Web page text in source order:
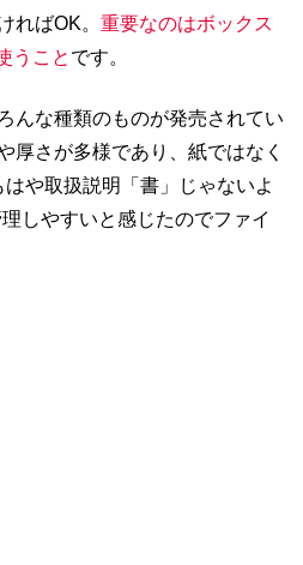
ればOK。 重要なのはボックス
うこと です。
んな種類のものが発売されてい
厚さが多様であり、紙ではなく
や取扱説明「書」じゃないよ
しやすいと感じたのでファイ